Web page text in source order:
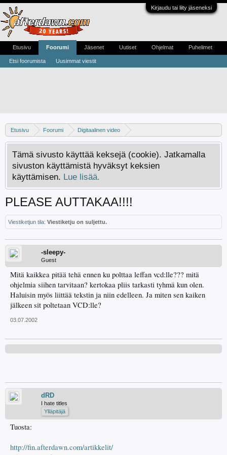
Kirjaudu tai liity jäseneksi
Etusivu Foorumi
Digitaalinen video
Digivideo-ongelmat ja -keskustelu
Tämä sivusto käyttää keksejä (cookie). Jatkamalla
sivuston käyttämistä hyväksyt keksien
käyttämisen. Lue lisää.
PLEASE AUTTAKAA!!!!
Viestiketjun tila: Viestiketju on suljettu.
-sleepy-
Guest
Mitä kaikkea pitää tehä ennen ku polttaa leffan vcd:lle??? mitä
ohjelmia siihen tarvitaan? kertokaa pliis tarkasti tyhmä kun olen.
Haluisin myös liittää tekstin ja niin edelleen. Ja miten sen kaiken
jälkeen sit poltetaan VCD:lle?
03.07.2002
dRD
I hate titles
Ylläpitäjä
Tuosta:
http://fin.afterdawn.com/artikkelit/
Etusivu Foorumi
Etsi foorumista Uusimmat viestit
Jäsenet Uutiset Ohjelmat Puhelimet